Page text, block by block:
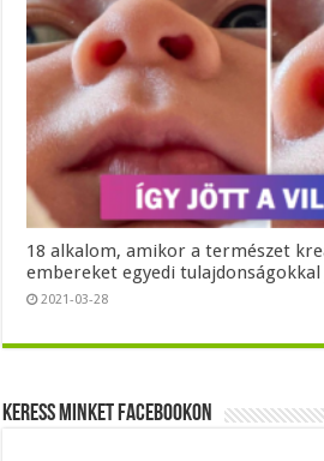
18 alkalom, amikor a természet
embereket egyedi
2021-03-28
Keress minket Facebookon